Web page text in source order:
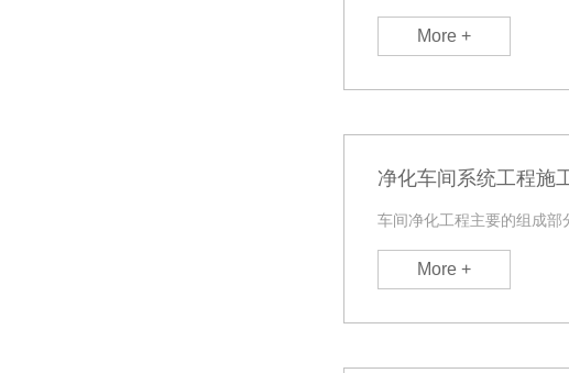
间等洁净室、洁净厂房提供
More +
净化车间系统工程施
车间净化工程主要的组成部
More +